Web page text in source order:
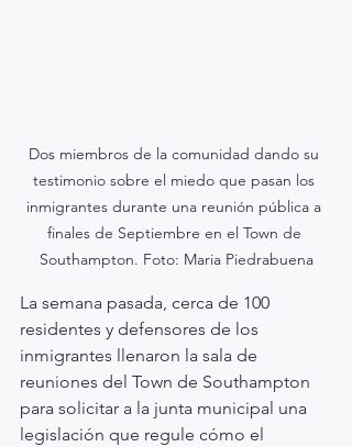
Dos miembros de la comunidad dando su
testimonio sobre el miedo que pasan los
inmigrantes durante una reunión pública a
finales de Septiembre en el Town de
Southampton. Foto: Maria Piedrabuena
La semana pasada, cerca de 100
residentes y defensores de los
inmigrantes llenaron la sala de
reuniones del Town de Southampton
para solicitar a la junta municipal una
legislación que regule cómo el